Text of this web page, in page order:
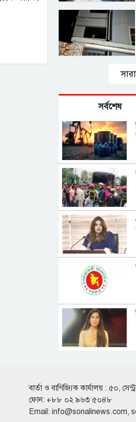
সর্বশেষ
বার্তা ও বাণিজ্যিক কার্যালয় : ৫০,
ফোন: +৮৮ ০২ ৯৬৩ ৫০৪৮
Email: info@sonalinews.com,